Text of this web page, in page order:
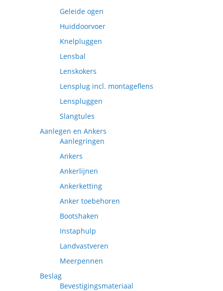
Geleide ogen
Huiddoorvoer
Knelpluggen
Lensbal
Lenskokers
Lensplug incl. montageflens
Lenspluggen
Slangtules
Aanlegen en Ankers
Aanlegringen
Ankers
Ankerlijnen
Ankerketting
Anker toebehoren
Bootshaken
Instaphulp
Landvastveren
Meerpennen
Beslag
Bevestigingsmateriaal